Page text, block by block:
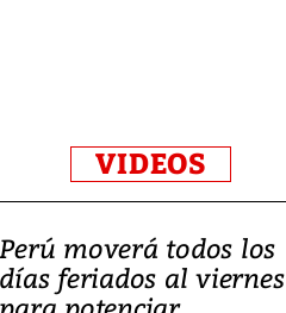
VIDEOS
Perú moverá todos los
días feriados al viernes